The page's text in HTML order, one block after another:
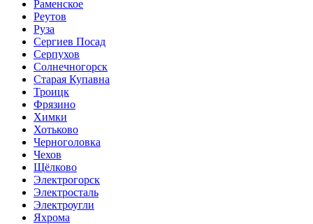
Раменское
Реутов
Руза
Сергиев Посад
Серпухов
Солнечногорск
Старая Купавна
Троицк
Фрязино
Химки
Хотьково
Черноголовка
Чехов
Щёлково
Электрогорск
Электросталь
Электроугли
Яхрома